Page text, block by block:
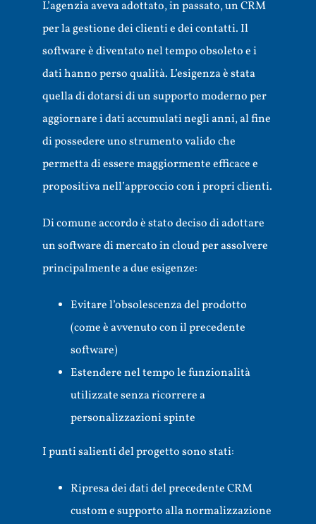
L’agenzia aveva adottato, in passato, un CRM
per la gestione dei clienti e dei contatti. Il
software è diventato nel tempo obsoleto e i
dati hanno perso qualità. L’esigenza è stata
quella di dotarsi di un supporto moderno per
aggiornare i dati accumulati negli anni, al fine
di possedere uno strumento valido che
permetta di essere maggiormente efficace e
propositiva nell’approccio con i propri clienti.
Di comune accordo è stato deciso di adottare
un software di mercato in cloud per assolvere
principalmente a due esigenze:
Evitare l’obsolescenza del prodotto
(come è avvenuto con il precedente
software)
Estendere nel tempo le funzionalità
utilizzate senza ricorrere a
personalizzazioni spinte
I punti salienti del progetto sono stati:
Ripresa dei dati del precedente CRM
custom e supporto alla normalizzazione